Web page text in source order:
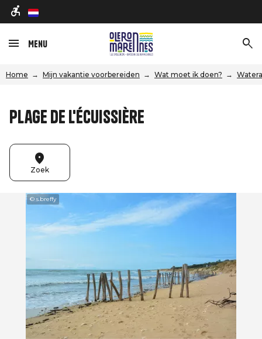
nl
Menu
Home Mijn vakantie voorbereiden Wat moet ik doen?
Plage de l'écuissière
Zoek
© s.breffy